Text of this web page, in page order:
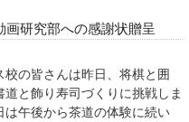
画研究部への感謝状贈呈
の皆さんは昨日、将棋と囲
道と飾り寿司づくりに挑戦しま
は午後から茶道の体験に続い